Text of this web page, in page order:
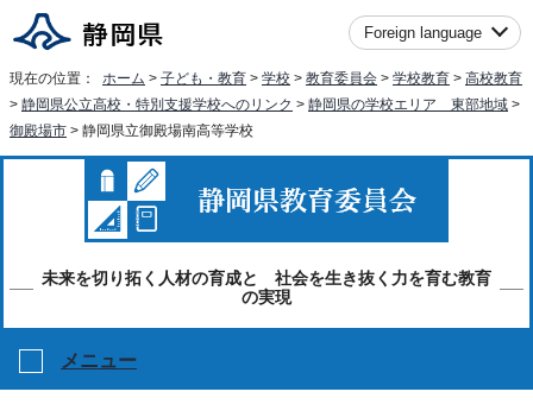
Foreign language
現在の位置： ホーム > 子ども・教育 > 学校 > 教育委員会 > 学校教育 > 高校教育
> 静岡県公立高校・特別支援学校へのリンク > 静岡県の学校エリア 東部地域 >
御殿場市 > 静岡県立御殿場南高等学校
未来を切り拓く人材の育成と 社会を生き抜く力を育む教育
の実現
メニュー